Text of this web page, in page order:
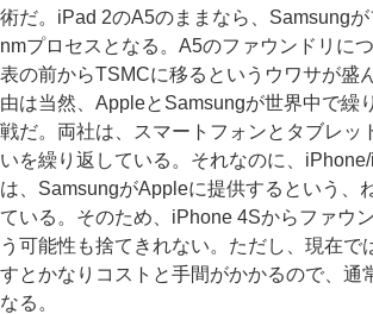
術だ。iPad 2のA5のままなら、Samsung
nmプロセスとなる。A5のファウンドリに
表の前からTSMCに移るというウワサが盛
由は当然、AppleとSamsungが世界中で繰
戦だ。両社は、スマートフォンとタブレッ
いを繰り返している。それなのに、
は、SamsungがAppleに提供するという、
ている。そのため、iPhone 4Sからファウ
う可能性も捨てきれない。ただし、現在で
すとかなりコストと手間がかかるので、通
なる。